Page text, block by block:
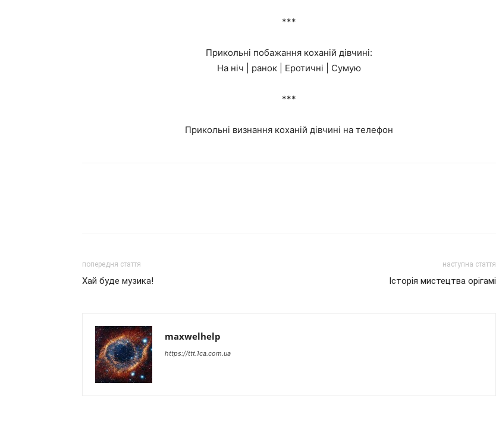
***
Прикольні побажання коханій дівчині:
На ніч | ранок | Еротичні | Сумую
***
Прикольні визнання коханій дівчині на телефон
попередня стаття
Хай буде музика!
наступна стаття
Історія мистецтва орігамі
maxwelhelp
https://ttt.1ca.com.ua